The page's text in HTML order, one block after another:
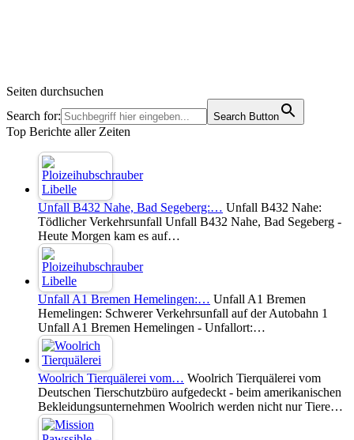
Seiten durchsuchen
Search for:
Search Button
Top Berichte aller Zeiten
Unfall B432 Nahe, Bad Segeberg:… Unfall B432 Nahe:
Tödlicher Verkehrsunfall Unfall B432 Nahe, Bad Segeberg -
Heute Morgen kam es auf…
Unfall A1 Bremen Hemelingen:… Unfall A1 Bremen
Hemelingen: Schwerer Verkehrsunfall auf der Autobahn 1
Unfall A1 Bremen Hemelingen - Unfallort:…
Woolrich Tierquälerei vom… Woolrich Tierquälerei vom
Deutschen Tierschutzbüro aufgedeckt - beim amerikanischen
Bekleidungsunternehmen Woolrich werden nicht nur Tiere…